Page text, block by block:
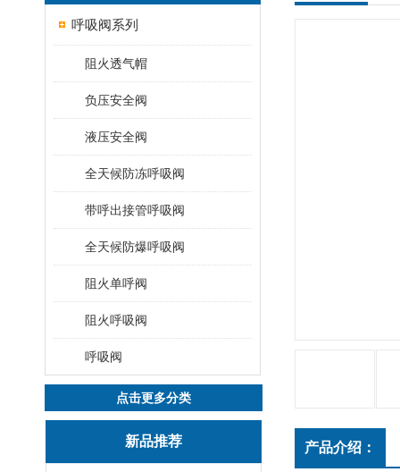
呼吸阀系列
阻火透气帽
负压安全阀
液压安全阀
全天候防冻呼吸阀
带呼出接管呼吸阀
全天候防爆呼吸阀
阻火单呼阀
阻火呼吸阀
呼吸阀
点击更多分类
新品推荐 产品介绍：